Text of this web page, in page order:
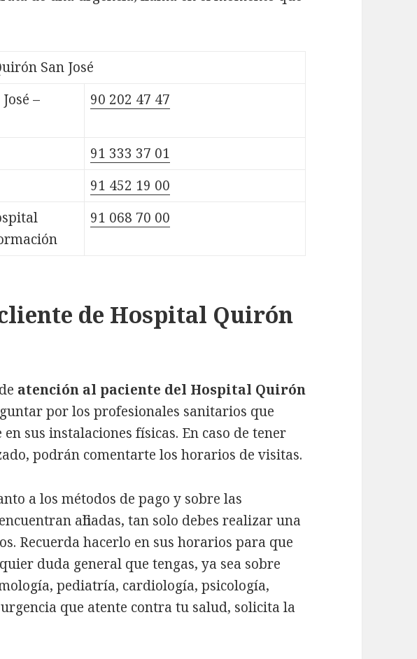
San José
–
90 202 47 47
91 333 37 01
91 452 19 00
91 068 70 00
de Hospital Quirón
atención al paciente del Hospital Quirón
por los profesionales sanitarios que
sus instalaciones físicas. En caso de tener
podrán comentarte los horarios de visitas.
a los métodos de pago y sobre las
afiliadas, tan solo debes realizar una
Recuerda hacerlo en sus horarios para que
duda general que tengas, ya sea sobre
pediatría, cardiología, psicología,
que atente contra tu salud, solicita la